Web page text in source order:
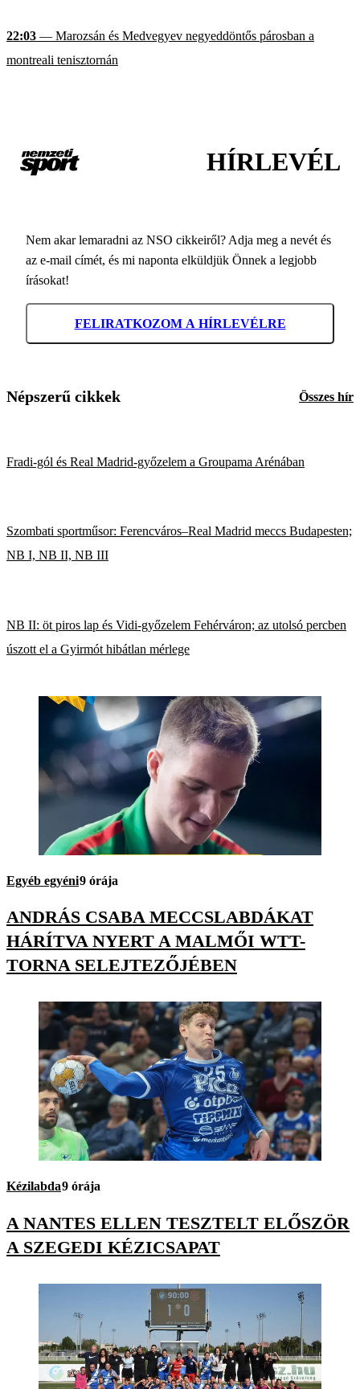
22:03 — Marozsán és Medvegyev negyeddöntős párosban a
montreali tenisztornán
HÍRLEVÉL
Nem akar lemaradni az NSO cikkeiről? Adja meg a nevét és
az e-mail címét, és mi naponta elküldjük Önnek a legjobb
írásokat!
FELIRATKOZOM A HÍRLEVÉLRE
Népszerű cikkek Összes hír
Fradi-gól és Real Madrid-győzelem a Groupama Arénában
Szombati sportműsor: Ferencváros–Real Madrid meccs Budapesten;
NB I, NB II, NB III
NB II: öt piros lap és Vidi-győzelem Fehérváron; az utolsó percben
úszott el a Gyirmót hibátlan mérlege
Egyéb egyéni9 órája
ANDRÁS CSABA MECCSLABDÁKAT
HÁRÍTVA NYERT A MALMŐI WTT-
TORNA SELEJTEZŐJÉBEN
Kézilabda9 órája
A NANTES ELLEN TESZTELT ELŐSZÖR
A SZEGEDI KÉZICSAPAT